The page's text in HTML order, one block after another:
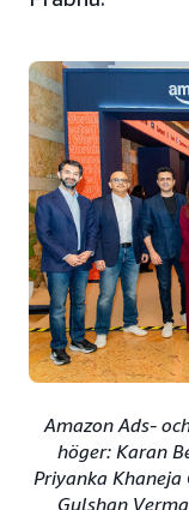
Amazon Ads-
höger: Karan
Priyanka
Gulshan